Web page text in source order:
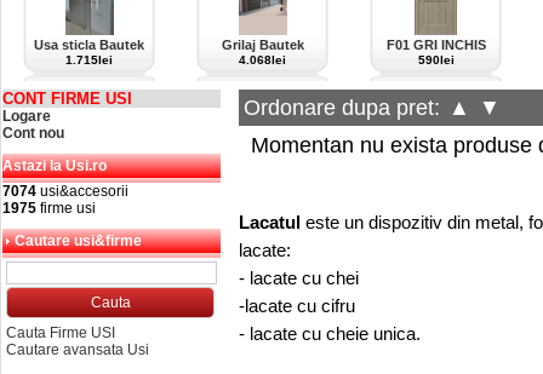
Usa sticla Bautek
1.715lei
Grilaj Bautek
4.068lei
F01 GRI INCHIS
590lei
CONT FIRME USI
Logare
Cont nou
Astazi la Usi.ro
7074 usi&accesorii
1975 firme usi
Cautare usi&firme
Cauta Firme USI
Cautare avansata Usi
Ordonare dupa pret: ▲
▼
Momentan nu exista produse
Lacatul este un dispozitiv din metal,
lacate:
- lacate cu chei
-lacate cu cifru
- lacate cu cheie unica.